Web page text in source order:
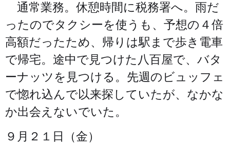
通常業務。休憩時間に税務署へ。雨だ
ったのでタクシーを使うも、予想の４倍
高額だったため、帰りは駅まで歩き電車
で帰宅。途中で見つけた八百屋で、バタ
ーナッツを見つける。先週のビュッフェ
で惚れ込んで以来探していたが、なかな
か出会えないでいた。
９月２１日（金）